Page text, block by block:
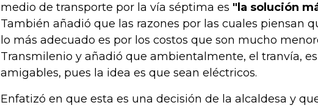
medio de transporte por la vía séptima es "la solución
También añadió que las razones por las cuales piensan
lo más adecuado es por los costos que son mucho
Transmilenio y añadió que ambientalmente, el tranvía,
amigables, pues la idea es que sean eléctricos.
Enfatizó en que esta es una decisión de la alcaldesa y